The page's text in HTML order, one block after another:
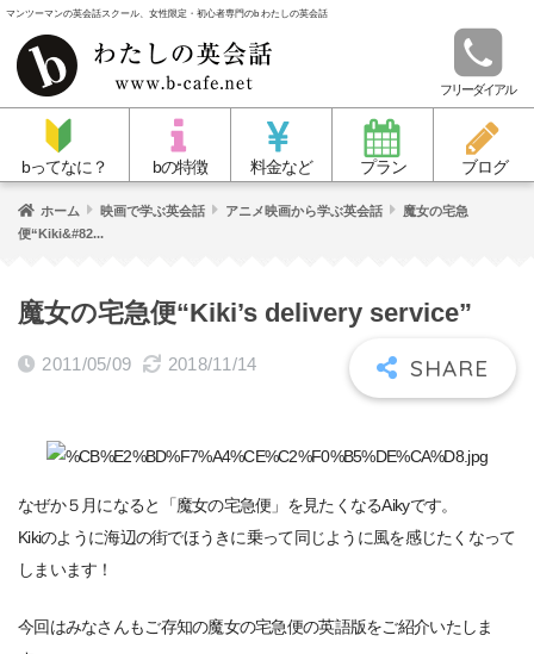
マンツーマンの英会話スクール、女性限定・初心者専門のb わたしの英会話
フリーダイアル
bってなに？ bの特徴 料金など プラン ブログ
ホーム 映画で学ぶ英会話 アニメ映画から学ぶ英会話
魔女の宅急
便“Kiki&#82...
魔女の宅急便“Kiki’s delivery service”
2011/05/09 2018/11/14
なぜか５月になると「魔女の宅急便」を見たくなるAikyです。
Kikiのように海辺の街でほうきに乗って同じように風を感じたくなって
しまいます！
今回はみなさんもご存知の魔女の宅急便の英語版をご紹介いたしま